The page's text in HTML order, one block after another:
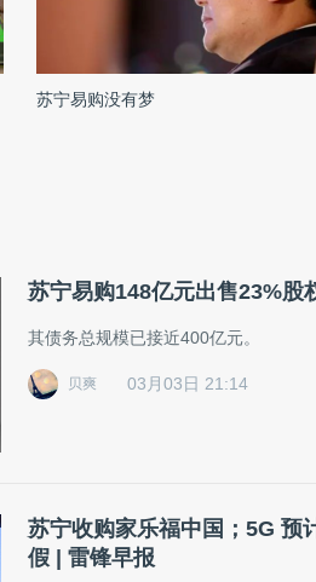
苏宁易购没有梦
苏宁易购148亿元出售23%股
其债务总规模已接近400亿元。
贝爽 03月03日 21:14
苏宁收购家乐福中国；5G 预
假 | 雷锋早报